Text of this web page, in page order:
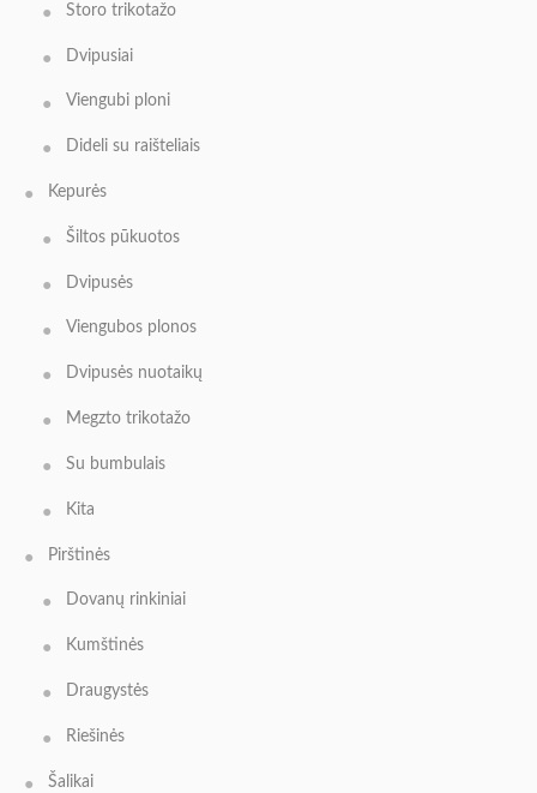
Storo trikotažo
Dvipusiai
Viengubi ploni
Dideli su raišteliais
Kepurės
Šiltos pūkuotos
Dvipusės
Viengubos plonos
Dvipusės nuotaikų
Megzto trikotažo
Su bumbulais
Kita
Pirštinės
Dovanų rinkiniai
Kumštinės
Draugystės
Riešinės
Šalikai